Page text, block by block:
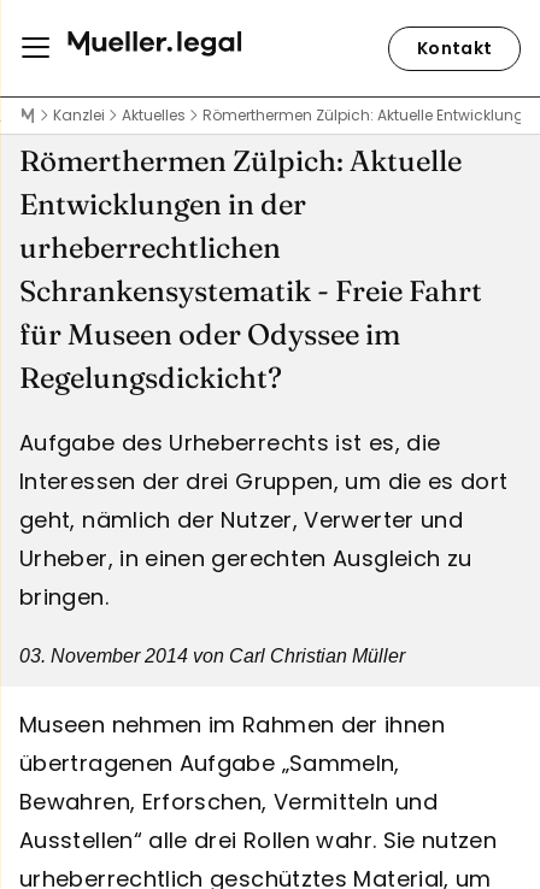
Kontakt
Kanzlei Aktuelles Römerthermen Zülpich: Aktuelle
Römerthermen Zülpich: Aktuelle
Entwicklungen in der
urheberrechtlichen
Schrankensystematik - Freie Fahrt
für Museen oder Odyssee im
Regelungsdickicht?
Aufgabe des Urheberrechts ist es, die
Interessen der drei Gruppen, um die es dort
geht, nämlich der Nutzer, Verwerter und
Urheber, in einen gerechten Ausgleich zu
bringen.
03. November 2014 von Carl Christian Müller
Museen nehmen im Rahmen der ihnen
übertragenen Aufgabe „Sammeln,
Bewahren, Erforschen, Vermitteln und
Ausstellen“ alle drei Rollen wahr. Sie nutzen
urheberrechtlich geschütztes Material, um